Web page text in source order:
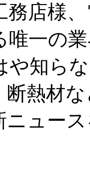
務店様
唯一の
や知ら
断熱材
ニュー